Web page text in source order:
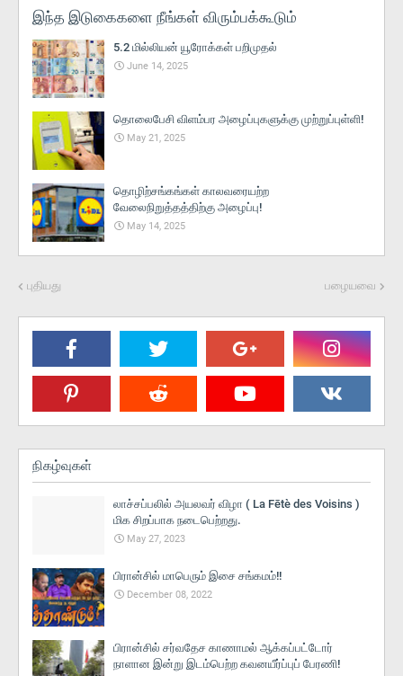
இந்த இடுகைகளை நீங்கள் விரும்பக்கூடும்
5.2 மில்லியன் யூரோக்கள் பறிமுதல்
June 14, 2025
தொலைபேசி விளம்பர அழைப்புகளுக்கு முற்றுப்புள்ளி!
May 21, 2025
தொழிற்சங்கங்கள் காலவரையற்ற
வேலைநிறுத்தத்திற்கு அழைப்பு!
May 14, 2025
புதியது பழையவை
நிகழ்வுகள்
லாச்சப்பலில் அயலவர் விழா ( La Fētè des Voisins )
மிக சிறப்பாக நடைபெற்றது.
May 27, 2023
பிரான்சில் மாபெரும் இசை சங்கமம்!!
December 08, 2022
பிரான்சில் சர்வதேச காணாமல் ஆக்கப்பட்டோர்
நாளான இன்று இடம்பெற்ற கவனயீர்ப்புப் பேரணி!